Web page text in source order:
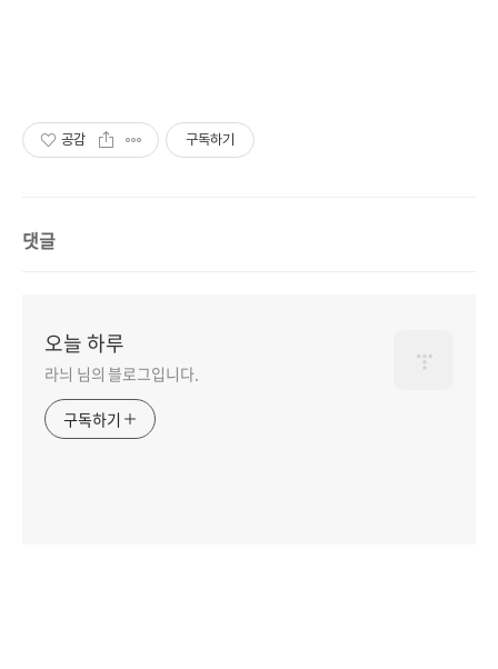
공감 구독하기
댓글
오늘 하루
라늬 님의 블로그입니다.
구독하기